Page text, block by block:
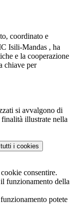
coordinato e
Isili-Mandas , ha
e la cooperazione
chiave per
si avvalgono di
illustrate nella
i cookies
consentire.
funzionamento della
potete